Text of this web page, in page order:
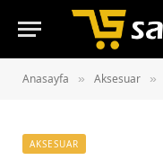
Anasayfa » Aksesuar »
AKSESUAR